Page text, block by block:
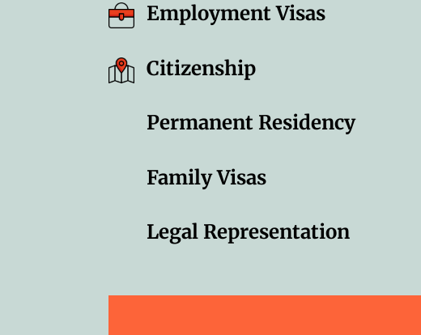
Employment Visas
Citizenship
Permanent Residency
Family Visas
Legal Representation